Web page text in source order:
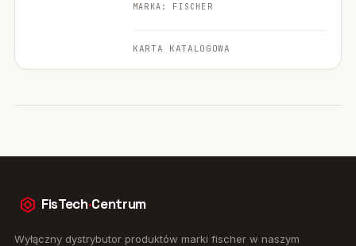
MARKA: FISCHER
KARTA KATALOGOWA
FisTech·Centrum
Wyłączny dystrybutor produktów marki fischer w naszym